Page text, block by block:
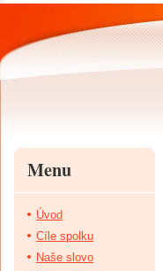
Menu
Úvod
Cíle spolku
Naše slovo